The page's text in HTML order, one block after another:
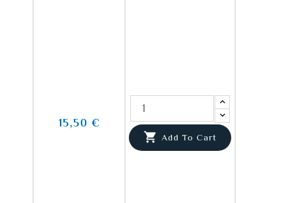
15,50 €
 Add To Cart